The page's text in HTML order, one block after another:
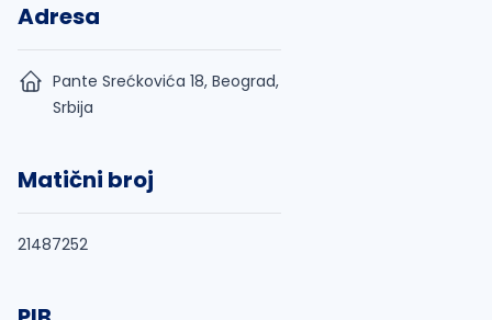
Adresa
Pante Srećkovića 18, Beograd,
Srbija
Matični broj
21487252